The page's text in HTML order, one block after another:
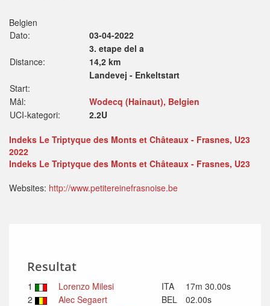
Belgien
Dato:
03-04-2022
3. etape del a
Distance:
14,2 km
Landevej - Enkeltstart
Start:
Mål:
Wodecq (Hainaut), Belgien
UCI-kategori:
2.2U
Indeks Le Triptyque des Monts et Châteaux - Frasnes, U23
2022
Indeks Le Triptyque des Monts et Châteaux - Frasnes, U23
Websites: http://www.petitereinefrasnoise.be
Resultat
1 Lorenzo Milesi ITA
17m 30.00s
2
Alec Segaert BEL
02.00s